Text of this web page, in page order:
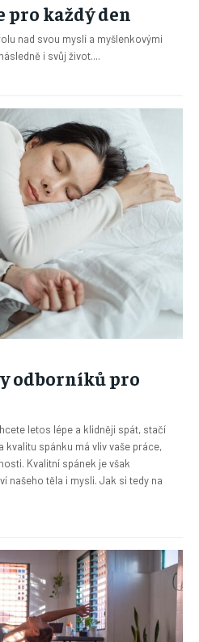
pro každý den
nad svou myslí a myšlenkovými
i svůj život....
odborníků pro
letos lépe a klidněji spát, stačí
kvalitu spánku má vliv vaše práce,
Kvalitní spánek je však
našeho těla i mysli. Jak si tedy na